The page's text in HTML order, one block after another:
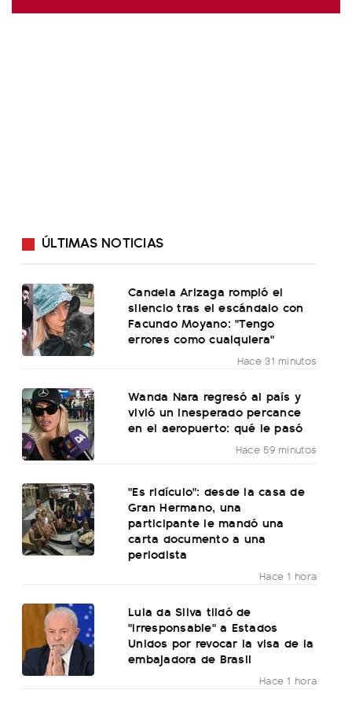
ÚLTIMAS NOTICIAS
Candela Arizaga rompió el
silencio tras el escándalo con
Facundo Moyano: "Tengo
errores como cualquiera"
Hace 31 minutos
Wanda Nara regresó al país y
vivió un inesperado percance
en el aeropuerto: qué le pasó
Hace 59 minutos
"Es ridículo": desde la casa de
Gran Hermano, una
participante le mandó una
carta documento a una
periodista
Hace 1 hora
Lula da Silva tildó de
"irresponsable" a Estados
Unidos por revocar la visa de la
embajadora de Brasil
Hace 1 hora